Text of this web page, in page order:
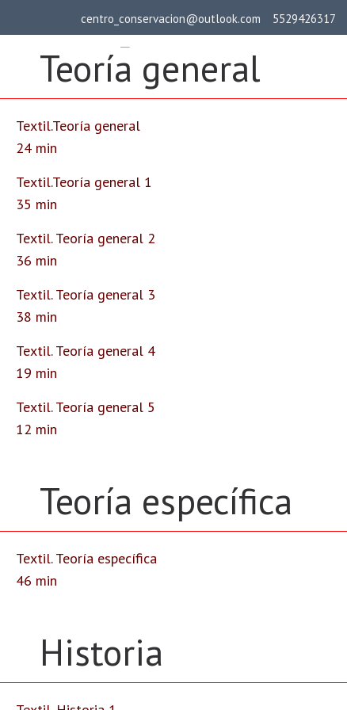
al
contenido
(presiona
la
tecla
Intro)
centro_conservacion@outlook.com 5529426317
Taller virtual de
Teoría general
Textil.Teoría general
24 min
Textil.Teoría general 1
35 min
Textil. Teoría general 2
36 min
Textil. Teoría general 3
38 min
Textil. Teoría general 4
19 min
Textil. Teoría general 5
12 min
Teoría específica
Textil. Teoría específica
46 min
Historia